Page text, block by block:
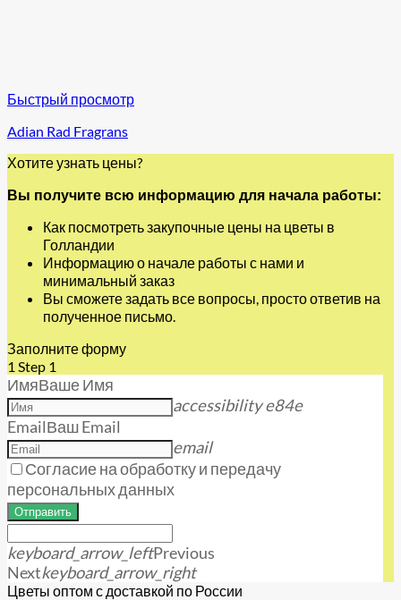
Быстрый просмотр
Adian Rad Fragrans
Хотите узнать цены?
Вы получите всю информацию для начала работы:
Как посмотреть закупочные цены на цветы в
Голландии
Информацию о начале работы с нами и
минимальный заказ
Вы сможете задать все вопросы, просто ответив на
полученное письмо.
Заполните форму
1 Step 1
ИмяВаше Имя
accessibility e84e
EmailВаш Email
email
Согласие на обработку и передачу
персональных данных
Отправить
keyboard_arrow_leftPrevious
Nextkeyboard_arrow_right
Цветы оптом с доставкой по России